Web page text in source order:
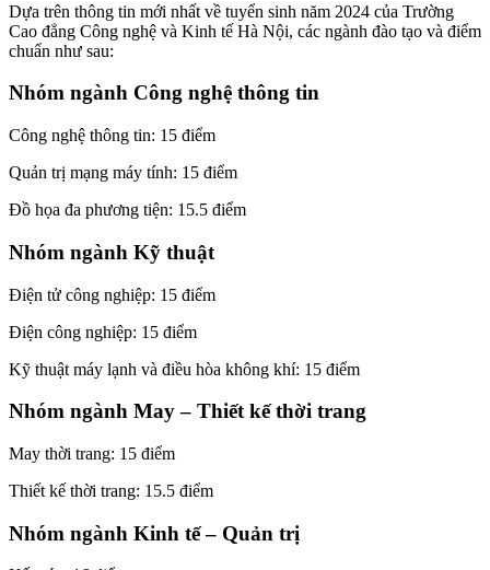
Dựa trên thông tin mới nhất về tuyển sinh năm 2024 của Trường
Cao đẳng Công nghệ và Kinh tế Hà Nội, các ngành đào tạo và điểm
chuẩn như sau:
Nhóm ngành Công nghệ thông tin
Công nghệ thông tin: 15 điểm
Quản trị mạng máy tính: 15 điểm
Đồ họa đa phương tiện: 15.5 điểm
Nhóm ngành Kỹ thuật
Điện tử công nghiệp: 15 điểm
Điện công nghiệp: 15 điểm
Kỹ thuật máy lạnh và điều hòa không khí: 15 điểm
Nhóm ngành May – Thiết kế thời trang
May thời trang: 15 điểm
Thiết kế thời trang: 15.5 điểm
Nhóm ngành Kinh tế – Quản trị